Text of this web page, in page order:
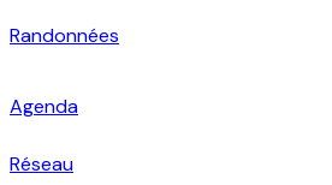
Randonnées
Agenda
Réseau